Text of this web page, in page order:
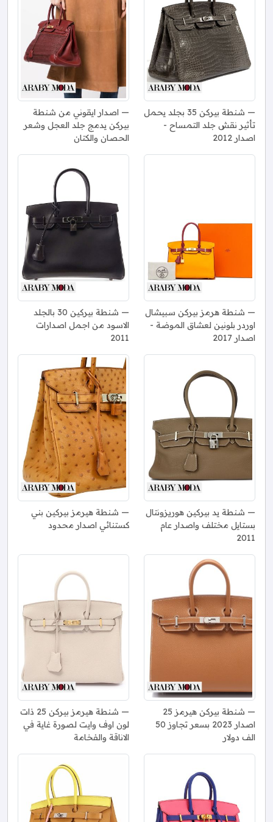
شنطة بيركن 35 بجلد يحمل
تأثير نقش جلد التمساح -
اصدار 2012
اصدار ايقوني من شنطة
بيركن يدمج جلد العجل وشعر
الحصان والكتان
شنطة هرمز بيركن سبيشال
اوردر بلونين لعشاق الموضة -
اصدار 2017
شنطة بيركين 30 بالجلد
الاسود من اجمل اصدارات
2011
شنطة يد بيركين هوريزونتال
بستايل مختلف واصدار عام
2011
شنطة هيرمز بيركين بني
كستنائي اصدار محدود
شنطة بيركن هيرمز 25
اصدار 2023 بسعر تجاوز 50
الف دولار
شنطة هيرمز بيركن 25 ذات
لون اوف وايت لصورة غاية في
الاناقة والفخامة